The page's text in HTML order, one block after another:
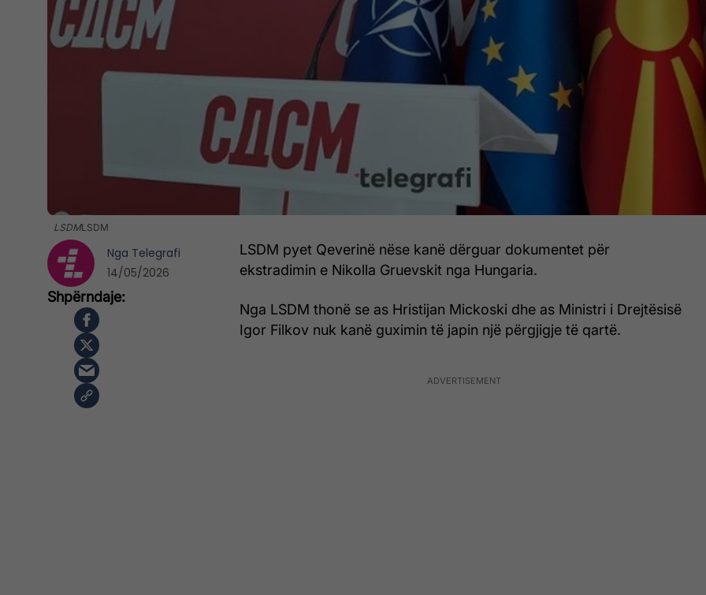
LSDMLSDM
LSDM pyet Qeverinë nëse kanë dërguar dokumentet për
ekstradimin e Nikolla Gruevskit nga Hungaria.
Nga LSDM thonë se as Hristijan Mickoski dhe as Ministri i Drejtësisë
Igor Filkov nuk kanë guximin të japin një përgjigje të qartë.
Nga Telegrafi
14/05/2026